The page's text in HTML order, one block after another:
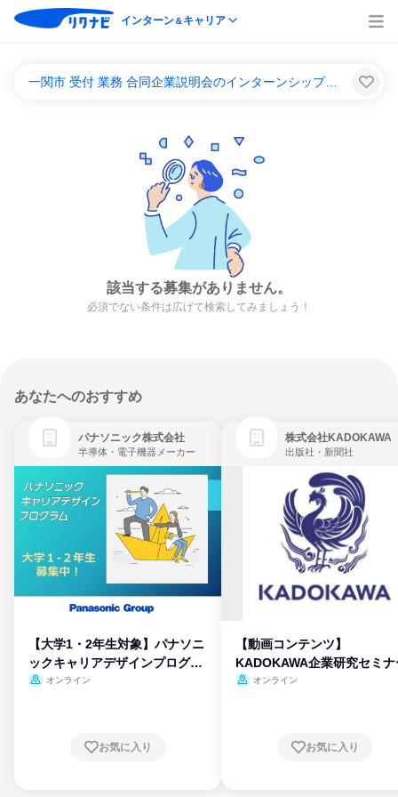
インターン＆キャリア
一関市 受付 業務 合同企業説明会のインターンシップ＆キャリア一覧
該当する募集がありません。
必須でない条件は広げて検索してみましょう！
あなたへのおすすめ
パナソニック株式会社
半導体・電子機器メーカー
【大学1・2年生対象】パナソニ
ックキャリアデザインプログラ
ム
オンライン
お気に入り
株式会社KADOKAWA
出版社・新聞社
【動画コンテンツ】
KADOKAWA企業研究セミナ
オンライン
お気に入り